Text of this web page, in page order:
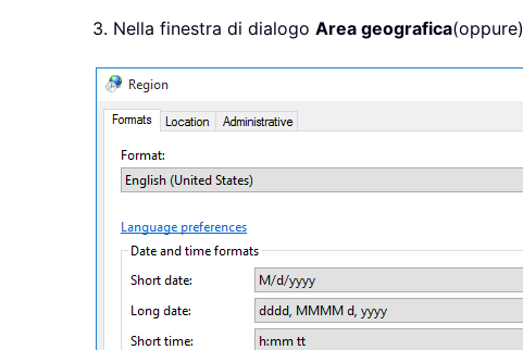
3. Nella finestra di dialogo Area geografica(oppure)